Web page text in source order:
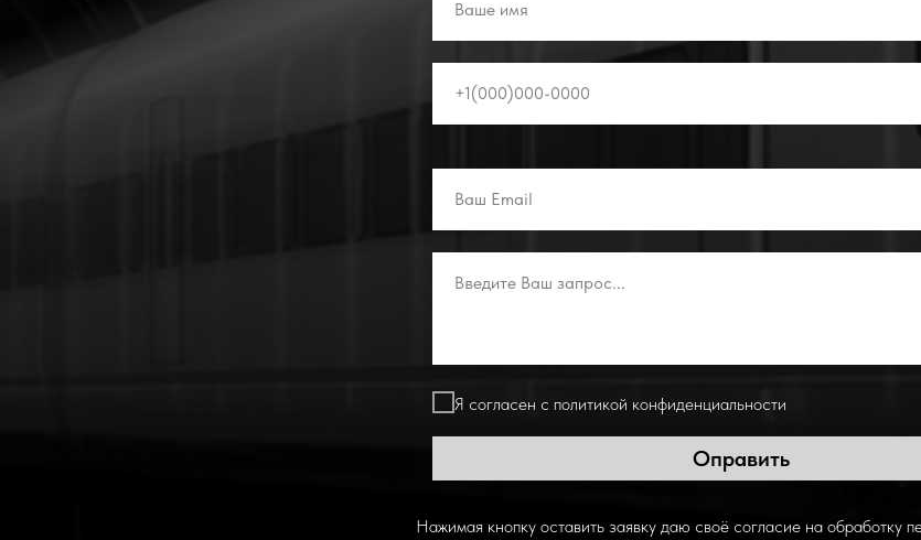
Я согласен с политикой конфиденциальности
Оправить
Нажимая кнопку оставить заявку даю своё согласие на обработку